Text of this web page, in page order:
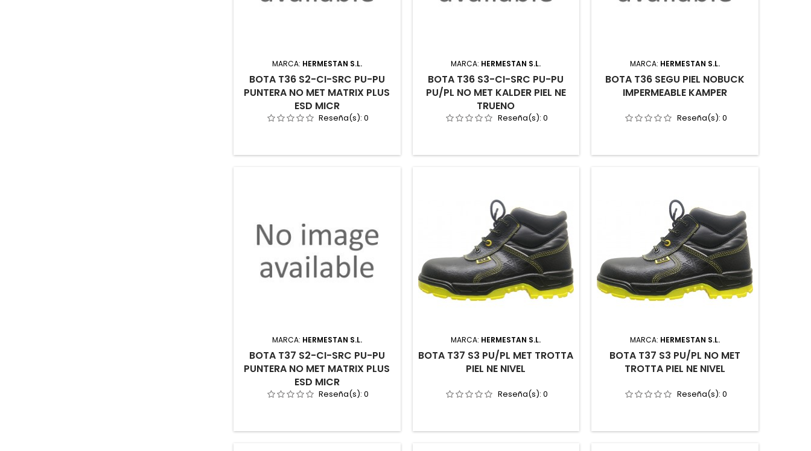
MARCA: HERMESTAN S.L.
BOTA T36 S2-CI-SRC PU-PU
PUNTERA NO MET MATRIX PLUS
ESD MICR
Reseña(s):0
MARCA: HERMESTAN S.L.
BOTA T36 S3-CI-SRC PU-PU
PU/PL NO MET KALDER PIEL NE
TRUENO
Reseña(s): 0
MARCA: HERMESTAN S.L.
BOTA T36 SEGU PIEL NOBUCK
IMPERMEABLE KAMPER
Reseña(s): 0
MARCA: HERMESTAN S.L.
BOTA T37 S2-CI-SRC PU-PU
PUNTERA NO MET MATRIX PLUS
ESD MICR
Reseña(s):0
MARCA: HERMESTAN S.L.
BOTA T37 S3 PU/PL MET TROTTA
PIEL NE NIVEL
Reseña(s): 0
MARCA: HERMESTAN S.L.
BOTA T37 S3 PU/PL NO MET
TROTTA PIEL NE NIVEL
Reseña(s): 0